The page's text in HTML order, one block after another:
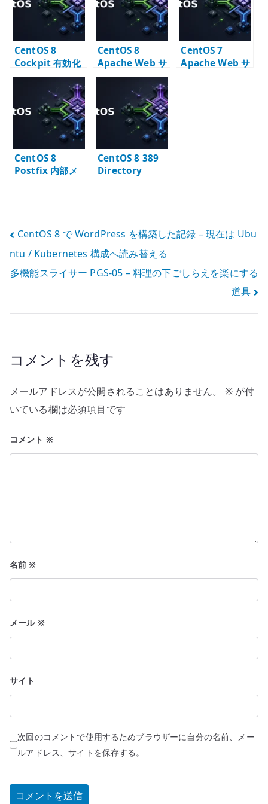
CentOS 8
Cockpit 有効化
– Web 管理 UI
の基本設定
CentOS 8
Apache Web サ
ーバー – httpd
の基本設定
CentOS 7
Apache Web サ
CentOS 8
Postfix 内部メ
CentOS 8 389
Directory
投
稿
ナ
ビ
ー
シ
ョ
ン
CentOS 8 で WordPress を構築した記録 – 現在は Ubu
ntu / Kubernetes 構成へ読み替える
多機能スライサー PGS-05 – 料理の下ごしらえを楽にする
道具
コメントを残す
メールアドレスが公開されることはありません。 ※が付
いている欄は必須項目です
コメント ※
名前※
メール ※
サイト
次回のコメントで使用するためブラウザーに自分の名前、メー
ルアドレス、サイトを保存する。